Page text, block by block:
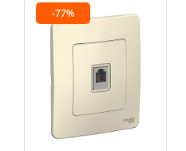
-77%